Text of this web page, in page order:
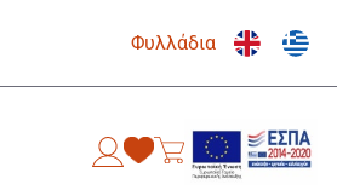
Φυλλάδια